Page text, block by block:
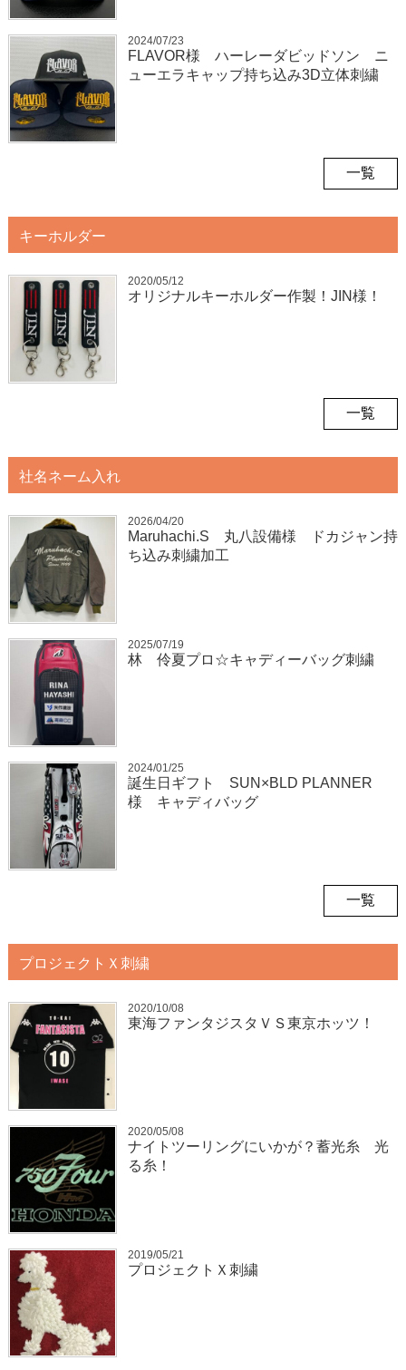
2024/07/23
FLAVOR様 ハーレーダビッドソン ニ
ューエラキャップ持ち込み3D立体刺繍
一覧
キーホルダー
2020/05/12
オリジナルキーホルダー作製！JIN様！
一覧
社名ネーム入れ
2026/04/20
Maruhachi.S 丸八設備様 ドカジャン持
ち込み刺繍加工
2025/07/19
林 伶夏プロ☆キャディーバッグ刺繍
2024/01/25
誕生日ギフト SUN×BLD PLANNER
様 キャディバッグ
一覧
プロジェクトＸ刺繍
2020/10/08
東海ファンタジスタＶＳ東京ホッツ！
2020/05/08
ナイトツーリングにいかが？蓄光糸 光
る糸！
2019/05/21
プロジェクトＸ刺繍